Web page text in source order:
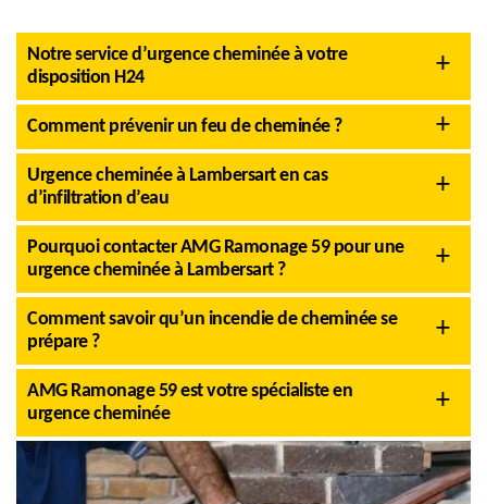
Notre service d’urgence cheminée à votre
disposition H24
Comment prévenir un feu de cheminée ?
Urgence cheminée à Lambersart en cas
d’infiltration d’eau
Pourquoi contacter AMG Ramonage 59 pour une
urgence cheminée à Lambersart ?
Comment savoir qu’un incendie de cheminée se
prépare ?
AMG Ramonage 59 est votre spécialiste en
urgence cheminée